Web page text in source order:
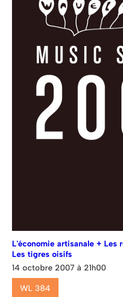
L'économie artisanale + Les
Les tigres oisifs
14 octobre 2007 à 21h00
WL 384